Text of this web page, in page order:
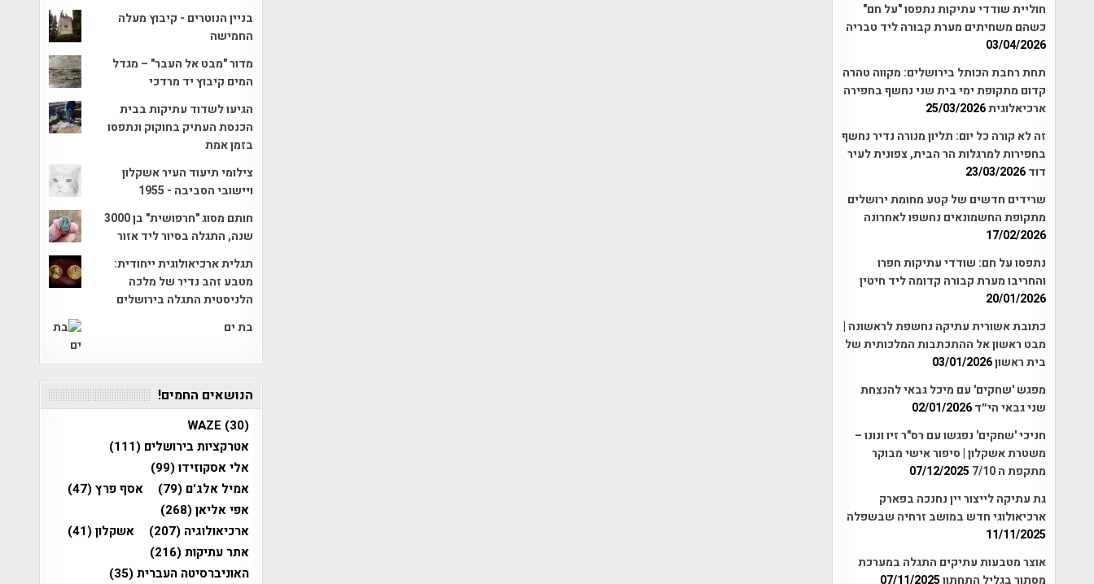
חוליית שודדי עתיקות נתפסו "על חם"
כשהם משחיתים מערת קבורה ליד טבריה
03/04/2026
תחת רחבת הכותל בירושלים: מקווה טהרה
קדום מתקופת ימי בית שני נחשף בחפירה
ארכיאלוגית25/03/2026
זה לא קורה כל יום: תליון מנורה נדיר נחשף
בחפירות למרגלות הר הבית, צפונית לעיר
דוד23/03/2026
שרידים חדשים של קטע מחומת ירושלים
מתקופת החשמונאים נחשפו לאחרונה
17/02/2026
נתפסו על חם: שודדי עתיקות חפרו
והחריבו מערת קבורה קדומה ליד חיטין
20/01/2026
כתובת אשורית עתיקה נחשפת לראשונה |
מבט ראשון אל ההתכתבות המלכותית של
בית ראשון03/01/2026
מפגש 'שחקים' עם מיכל גבאי להנצחת
שני גבאי הי״ד02/01/2026
חניכי 'שחקים' נפגשו עם רס"ר זיו ונונו –
משטרת אשקלון | סיפור אישי מבוקר
מתקפת ה 7/10
07/12/2025
גת עתיקה לייצור יין נחנכה בפארק
ארכיאולוגי חדש במושב זרחיה שבשפלה
11/11/2025
אוצר מטבעות עתיקים התגלה במערכת
בניין הנוטרים - קיבוץ מעלה
החמישה
מדור "מבט אל העבר" – מגדל
המים קיבוץ יד מרדכי
הגיעו לשדוד עתיקות בבית
הכנסת העתיק בחוקוק ונתפסו
בזמן אמת
צילומי תיעוד העיר אשקלון
ויישובי הסביבה - 1955
חותם מסוג "חרפושית" בן 3000
שנה, התגלה בסיור ליד אזור
תגלית ארכיאולוגית ייחודית:
מטבע זהב נדיר של מלכה
הלניסטית התגלה בירושלים
בת ים
הנושאים החמים!
WAZE (30)
אטרקציות בירושלים (111)
אלי אסקוזידו(99)
אמיל אלג'ם (79) אסף פרץ(47)
אפי אליאן(268)
ארכיאולוגיה (207) אשקלון(41)
אתר עתיקות(216)
האוניברסיטה העברית(35)